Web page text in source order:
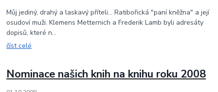
Můj jediný, drahý a laskavý příteli... Ratibořická "paní kněžna" a její
osudoví muži. Klemens Metternich a Frederik Lamb byli adresáty
dopisů, které n...
číst celé
Nominace našich knih na knihu roku 2008